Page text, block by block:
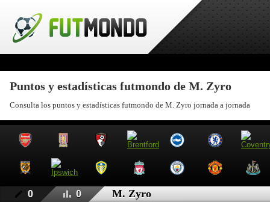
Puntos y estadísticas futmondo de M. Zyro
Consulta los puntos y estadísticas futmondo de M. Zyro jornada a jornada
0 0 M. Zyro